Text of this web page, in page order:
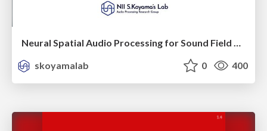
Neural Spatial Audio Processing for Sound Field Analysis and Control
skoyamalab
0 400